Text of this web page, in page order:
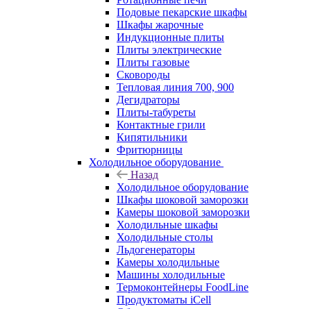
Подовые пекарские шкафы
Шкафы жарочные
Индукционные плиты
Плиты электрические
Плиты газовые
Сковороды
Тепловая линия 700, 900
Дегидраторы
Плиты-табуреты
Контактные грили
Кипятильники
Фритюрницы
Холодильное оборудование
Назад
Холодильное оборудование
Шкафы шоковой заморозки
Камеры шоковой заморозки
Холодильные шкафы
Холодильные столы
Льдогенераторы
Камеры холодильные
Машины холодильные
Термоконтейнеры FoodLine
Продуктоматы iCell